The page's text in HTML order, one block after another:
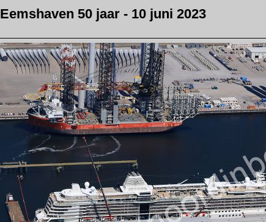
Eemshaven 50 jaar - 10 juni 2023